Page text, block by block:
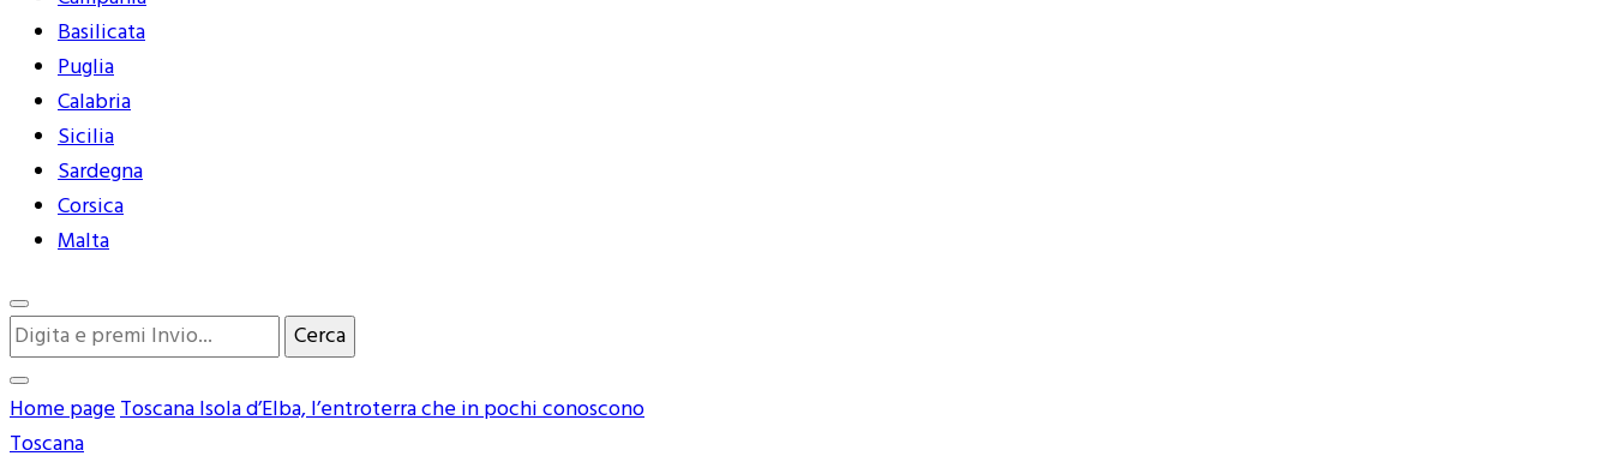
Basilicata
Puglia
Calabria
Sicilia
Sardegna
Corsica
Malta
Cerchi
qualcosa?
Home pageToscanaIsola d’Elba, l’entroterra che in pochi conoscono
Toscana